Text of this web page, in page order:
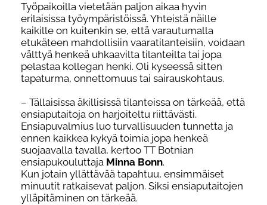
Työpaikoilla vietetään paljon aikaa hyvin
erilaisissa työympäristöissä. Yhteistä näille
kaikille on kuitenkin se, että varautumalla
etukäteen mahdollisiin vaaratilanteisiin, voidaan
välttyä henkeä uhkaavilta tilanteilta tai jopa
pelastaa kollegan henki. Oli kyseessä sitten
tapaturma, onnettomuus tai sairauskohtaus.
– Tällaisissa äkillisissä tilanteissa on tärkeää, että
ensiaputaitoja on harjoiteltu riittävästi.
Ensiapuvalmius luo turvallisuuden tunnetta ja
ennen kaikkea kykyä toimia jopa henkeä
suojaavalla tavalla, kertoo TT Botnian
ensiapukouluttaja Minna Bonn.
Kun jotain yllättävää tapahtuu, ensimmäiset
minuutit ratkaisevat paljon. Siksi ensiaputaitojen
ylläpitäminen on tärkeää.